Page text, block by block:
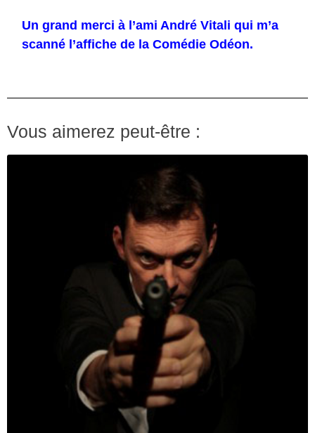
Un grand merci à l’ami André Vitali qui m’a
scanné l’affiche de la Comédie Odéon.
Vous aimerez peut-être :